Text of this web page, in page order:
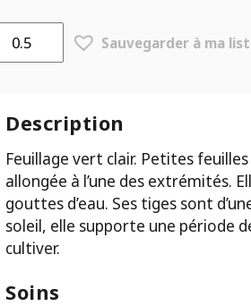
purple
Sauvegarder à ma
Description
Feuillage vert clair. Petites
allongée à l’une des extrémités.
gouttes d’eau. Ses tiges sont
soleil, elle supporte une période
cultiver.
Soins